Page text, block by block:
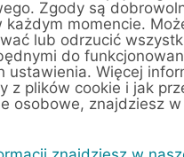
do listy placówek
Sp. z o.o.” –
szybiarskie
26
Zgody są
każdym momencie.
lub odrzucić
do
ustawienia. Więcej
z plików cookie i jak
osobowe, znajdziesz